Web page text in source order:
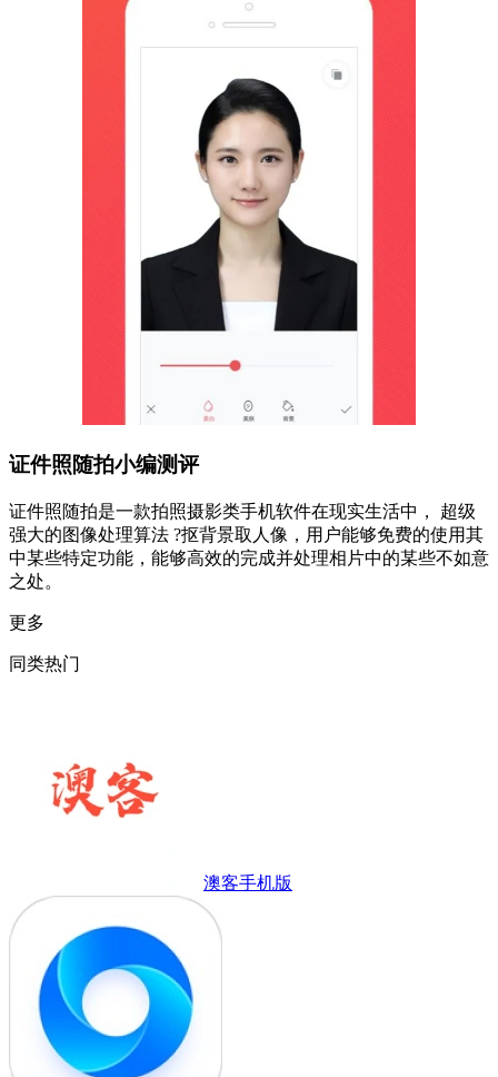
证件照随拍小编测评
证件照随拍是一款拍照摄影类手机软件在现实生活中， 超级
强大的图像处理算法 ?抠背景取人像，用户能够免费的使用其
中某些特定功能，能够高效的完成并处理相片中的某些不如意
之处。
更多
同类热门
澳客手机版